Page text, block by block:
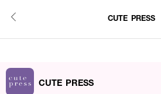
CUTE PRESS
CUTE PRESS